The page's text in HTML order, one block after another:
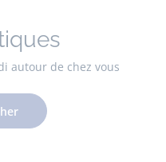
autour de chez vous